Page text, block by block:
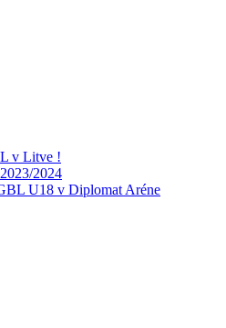
v Litve !
2024
U18 v Diplomat Aréne